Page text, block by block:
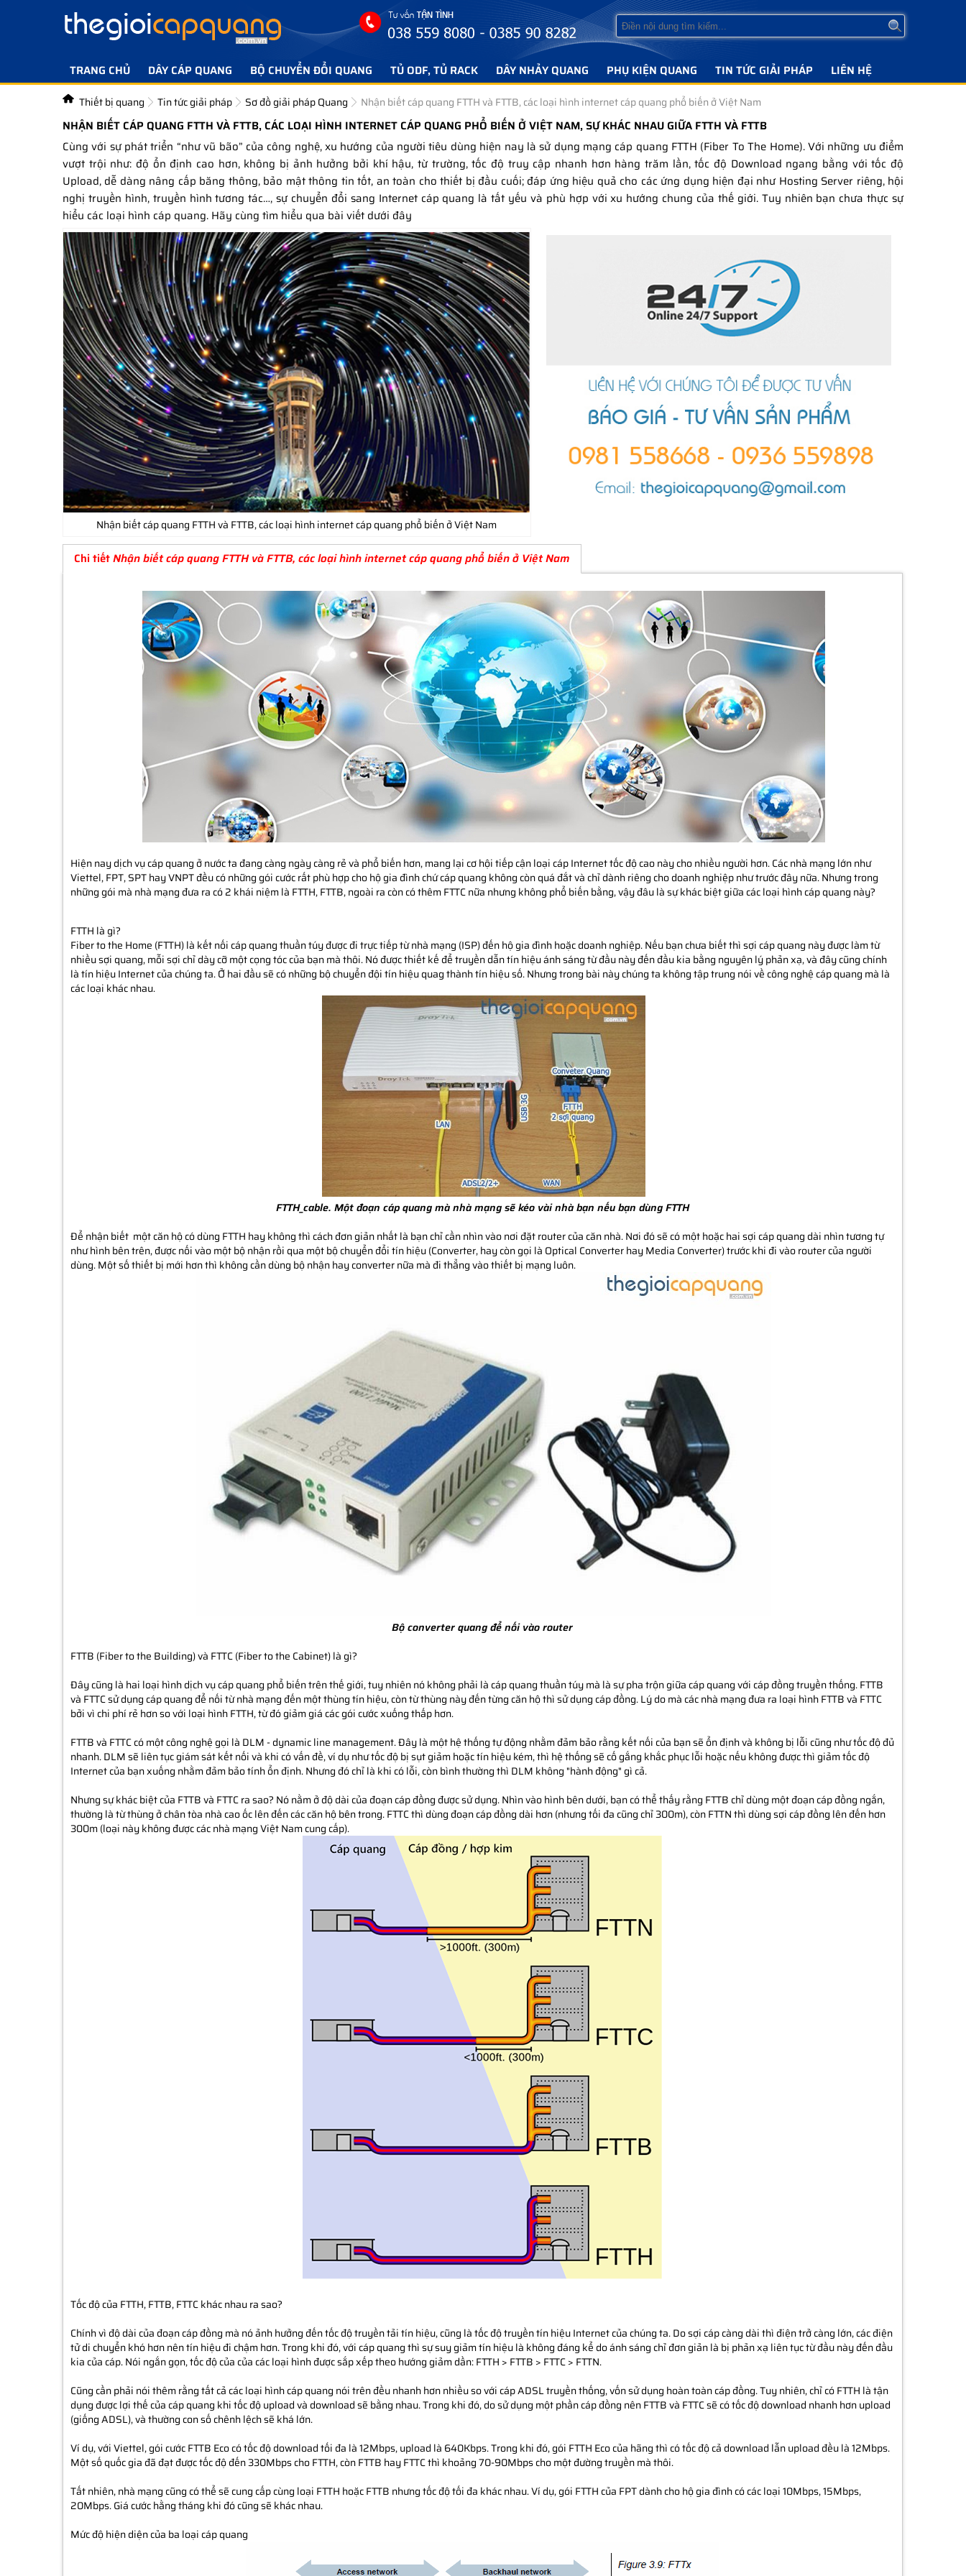
TRANG CHỦ DÂY CÁP QUANG BỘ CHUYỂN ĐỔI QUANG TỦ ODF, TỦ RACK DÂY NHẢY QUANG PHỤ KIỆN QUANG TIN TỨC GIẢI PHÁP LIÊN HỆ
Thiết bị quang Tin tức giải pháp Sơ đồ giải pháp Quang Nhận biết cáp quang FTTH và FTTB, các loại hình internet cáp quang phổ biến ở Việt Nam
NHẬN BIẾT CÁP QUANG FTTH VÀ FTTB, CÁC LOẠI HÌNH INTERNET CÁP QUANG PHỔ BIẾN Ở VIỆT NAM, SỰ KHÁC NHAU GIỮA FTTH VÀ FTTB
Cùng với sự phát triển “như vũ bão” của công nghệ, xu hướng của người tiêu dùng hiện nay là sử dụng mạng cáp quang FTTH (Fiber To The Home). Với những ưu điểm
vượt trội như: độ ổn định cao hơn, không bị ảnh hưởng bởi khí hậu, từ trường, tốc độ truy cập nhanh hơn hàng trăm lần, tốc độ Download ngang bằng với tốc độ
Upload, dễ dàng nâng cấp băng thông, bảo mật thông tin tốt, an toàn cho thiết bị đầu cuối; đáp ứng hiệu quả cho các ứng dụng hiện đại như Hosting Server riêng, hội
nghị truyền hình, truyền hình tương tác…, sự chuyển đổi sang Internet cáp quang là tất yếu và phù hợp với xu hướng chung của thế giới. Tuy nhiên bạn chưa thực sự
hiểu các loại hình cáp quang. Hãy cùng tìm hiểu qua bài viết dưới đây
Nhận biết cáp quang FTTH và FTTB, các loại hình internet cáp quang phổ biến ở Việt Nam
Chi tiếtNhận biết cáp quang FTTH và FTTB, các loại hình internet cáp quang phổ biến ở Việt Nam
Hiện nay dịch vụ cáp quang ở nước ta đang càng ngày càng rẻ và phổ biến hơn, mang lại cơ hội tiếp cận loại cáp Internet tốc độ cao này cho nhiều người hơn. Các nhà mạng lớn như
Viettel, FPT, SPT hay VNPT đều có những gói cước rất phù hợp cho hộ gia đình chứ cáp quang không còn quá đắt và chỉ dành riêng cho doanh nghiệp như trước đây nữa. Nhưng trong
những gói mà nhà mạng đưa ra có 2 khái niệm là FTTH, FTTB, ngoài ra còn có thêm FTTC nữa nhưng không phổ biến bằng, vậy đâu là sự khác biệt giữa các loại hình cáp quang này?
FTTH là gì?
Fiber to the Home (FTTH) là kết nối cáp quang thuần túy được đi trực tiếp từ nhà mạng (ISP) đến hộ gia đình hoặc doanh nghiệp. Nếu bạn chưa biết thì sợi cáp quang này được làm từ
nhiều sợi quang, mỗi sợi chỉ dày cỡ một cọng tóc của bạn mà thôi. Nó được thiết kế để truyền dẫn tín hiệu ánh sáng từ đầu này đến đầu kia bằng nguyên lý phản xạ, và đây cũng chính
là tín hiệu Internet của chúng ta. Ở hai đầu sẽ có những bộ chuyển đội tín hiệu quag thành tín hiệu số. Nhưng trong bài này chúng ta không tập trung nói về công nghệ cáp quang mà là
các loại khác nhau.
FTTH_cable. Một đoạn cáp quang mà nhà mạng sẽ kéo vài nhà bạn nếu bạn dùng FTTH​
Để nhận biết một căn hộ có dùng FTTH hay không thì cách đơn giản nhất là bạn chỉ cần nhìn vào nơi đặt router của căn nhà. Nơi đó sẽ có một hoặc hai sợi cáp quang dài nhìn tương tự
như hình bên trên, được nối vào một bộ nhận rồi qua một bộ chuyển đổi tín hiệu (Converter, hay còn gọi là Optical Converter hay Media Converter) trước khi đi vào router của người
dùng. Một số thiết bị mới hơn thì không cần dùng bộ nhận hay converter nữa mà đi thẳng vào thiết bị mạng luôn.
Bộ converter quang để nối vào router​
FTTB (Fiber to the Building) và FTTC (Fiber to the Cabinet) là gì?
Đây cũng là hai loại hình dịch vụ cáp quang phổ biến trên thế giới, tuy nhiên nó không phải là cáp quang thuần túy mà là sự pha trộn giữa cáp quang với cáp đồng truyền thống. FTTB
và FTTC sử dụng cáp quang để nối từ nhà mạng đến một thùng tín hiệu, còn từ thùng này đến từng căn hộ thì sử dụng cáp đồng. Lý do mà các nhà mạng đưa ra loại hình FTTB và FTTC
bởi vì chi phí rẻ hơn so với loại hình FTTH, từ đó giảm giá các gói cước xuống thấp hơn.
FTTB và FTTC có một công nghệ gọi là DLM - dynamic line management. Đây là một hệ thống tự động nhằm đảm bảo rằng kết nối của bạn sẽ ổn định và không bị lỗi cũng như tốc độ đủ
nhanh. DLM sẽ liên tục giám sát kết nối và khi có vấn đề, ví dụ như tốc độ bị sụt giảm hoặc tín hiệu kém, thì hệ thống sẽ cố gắng khắc phục lỗi hoặc nếu không được thì giảm tốc độ
Internet của bạn xuống nhằm đảm bảo tính ổn định. Nhưng đó chỉ là khi có lỗi, còn bình thường thì DLM không "hành động" gì cả.
Nhưng sự khác biệt của FTTB và FTTC ra sao? Nó nằm ở độ dài của đoạn cáp đồng được sử dụng. Nhìn vào hình bên dưới, bạn có thể thấy rằng FTTB chỉ dùng một đoạn cáp đồng ngắn,
thường là từ thùng ở chân tòa nhà cao ốc lên đến các căn hộ bên trong. FTTC thì dùng đoạn cáp đồng dài hơn (nhưng tối đa cũng chỉ 300m), còn FTTN thì dùng sợi cáp đồng lên đến hơn
300m (loại này không được các nhà mạng Việt Nam cung cấp).
Tốc độ của FTTH, FTTB, FTTC khác nhau ra sao?
Chính vì độ dài của đoạn cáp đồng mà nó ảnh hưởng đến tốc độ truyền tải tín hiệu, cũng là tốc độ truyền tín hiệu Internet của chúng ta. Do sợi cáp càng dài thì điện trở càng lớn, các điện
tử di chuyển khó hơn nên tín hiệu đi chậm hơn. Trong khi đó, với cáp quang thì sự suy giảm tín hiệu là không đáng kể do ánh sáng chỉ đơn giản là bị phản xạ liên tục từ đầu này đến đầu
kia của cáp. Nói ngắn gọn, tốc độ của của các loại hình được sắp xếp theo hướng giảm dần: FTTH > FTTB > FTTC > FTTN.
Cũng cần phải nói thêm rằng tất cả các loại hình cáp quang nói trên đều nhanh hơn nhiều so với cáp ADSL truyền thống, vốn sử dụng hoàn toàn cáp đồng. Tuy nhiên, chỉ có FTTH là tận
dụng được lợi thế của cáp quang khi tốc độ upload và download sẽ bằng nhau. Trong khi đó, do sử dụng một phần cáp đồng nên FTTB và FTTC sẽ có tốc độ download nhanh hơn upload
(giống ADSL), và thường con số chênh lệch sẽ khá lớn.
Ví dụ, với Viettel, gói cước FTTB Eco có tốc độ download tối đa là 12Mbps, upload là 640Kbps. Trong khi đó, gói FTTH Eco của hãng thì có tốc độ cả download lẫn upload đều là 12Mbps.
Một số quốc gia đã đạt được tốc độ đến 330Mbps cho FTTH, còn FTTB hay FTTC thì khoảng 70-90Mbps cho một đường truyền mà thôi.
Tất nhiên, nhà mạng cũng có thể sẽ cung cấp cùng loại FTTH hoặc FTTB nhưng tốc độ tối đa khác nhau. Ví dụ, gói FTTH của FPT dành cho hộ gia đình có các loại 10Mbps, 15Mbps,
20Mbps. Giá cước hằng tháng khi đó cũng sẽ khác nhau.
Mức độ hiện diện của ba loại cáp quang